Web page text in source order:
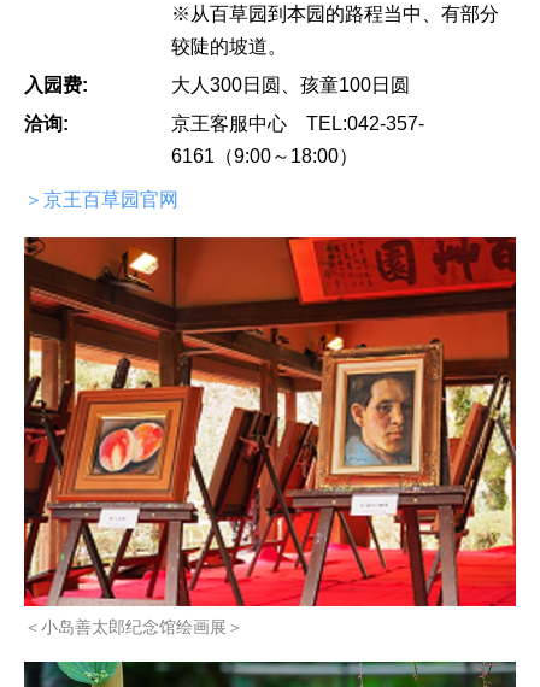
※从百草园到本园的路程当中、有部分
较陡的坡道。
入园费:
大人300日圆、孩童100日圆
洽询:
京王客服中心 TEL:042-357-
6161（9:00～18:00）
＞京王百草园官网
＜小岛善太郎纪念馆绘画展＞